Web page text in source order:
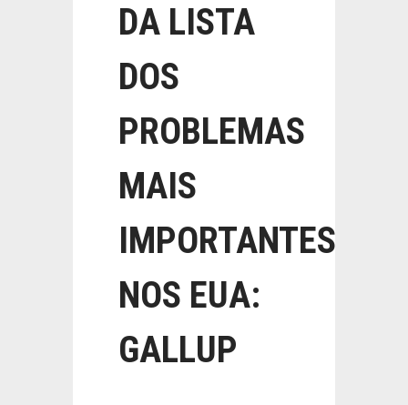
DA LISTA
DOS
PROBLEMAS
MAIS
IMPORTANTES
NOS EUA:
GALLUP